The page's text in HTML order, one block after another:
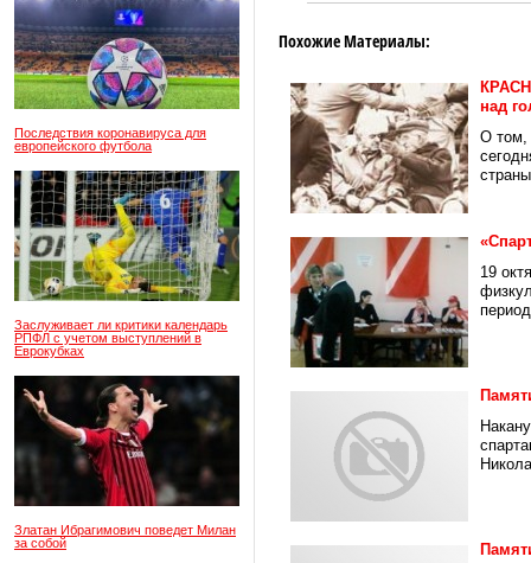
Последствия коронавируса для
европейского футбола
Заслуживает ли критики календарь
РПФЛ с учетом выступлений в
Еврокубках
Златан Ибрагимович поведет Милан
за собой
Похожие Материалы:
над
О том,
19